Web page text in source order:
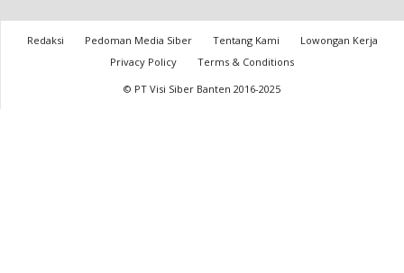
Redaksi Pedoman Media Siber Tentang Kami
Lowongan Kerja
Privacy Policy
Terms & Conditions
© PT Visi Siber Banten 2016-2025